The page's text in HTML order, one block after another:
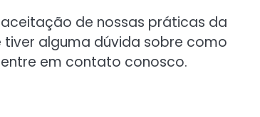
de nossas práticas da
alguma dúvida sobre como
em contato conosco.